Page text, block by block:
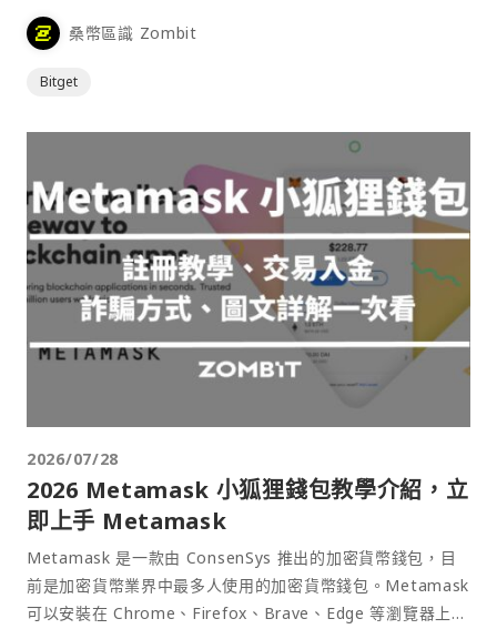
桑幣區識 Zombit
Bitget
2026/07/28
2026 Metamask 小狐狸錢包教學介紹，立
即上手 Metamask
Metamask 是一款由 ConsenSys 推出的加密貨幣錢包，目
前是加密貨幣業界中最多人使用的加密貨幣錢包。Metamask
可以安裝在 Chrome、Firefox、Brave、Edge 等瀏覽器上作